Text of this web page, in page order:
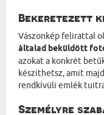
Bekeretezett
Vászonkép felirattal
általad beküldött
azokat a konkrét
készíthetsz, amit
rendkívüli emlék
Személyre